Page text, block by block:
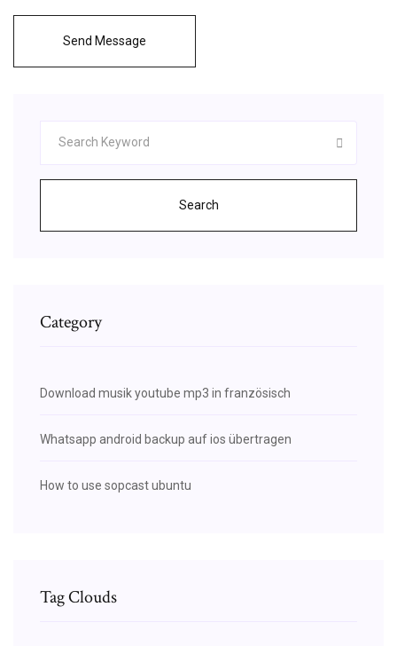
Send Message
Search
Category
Download musik youtube mp3 in französisch
Whatsapp android backup auf ios übertragen
How to use sopcast ubuntu
Tag Clouds